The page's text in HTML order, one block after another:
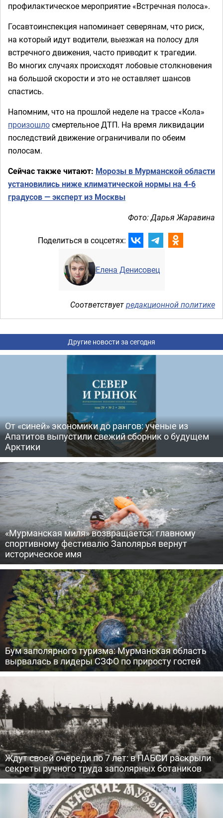
профилактическое мероприятие «Встречная полоса».
Госавтоинспекция напоминает северянам, что риск,
на который идут водители, выезжая на полосу для
встречного движения, часто приводит к трагедии.
Во многих случаях происходят лобовые столкновения
на большой скорости и это не оставляет шансов
спастись.
Напомним, что на прошлой неделе на трассе «Кола»
произошлосмертельное ДТП. На время ликвидации
последствий движение ограничивали по обеим
полосам.
Сейчас также читают: Морозы в Мурманской области
установились ниже климатической нормы на 4-6
градусов — эксперт из Москвы
Фото: Дарья Жаравина
Поделиться в соцсетях:
Елена Денисовец
Соответствуетредакционной политике
Другие новости за сегодня
От «синей» экономики до рангов: ученые из
Апатитов выпустили свежий сборник о будущем
Арктики
«Мурманская миля» возвращается: главному
спортивному фестивалю Заполярья вернут
историческое имя
Бум заполярного туризма: Мурманская область
вырвалась в лидеры СЗФО по приросту гостей
Ждут своей очереди по 7 лет: в ПАБСИ раскрыли
секреты ручного труда заполярных ботаников